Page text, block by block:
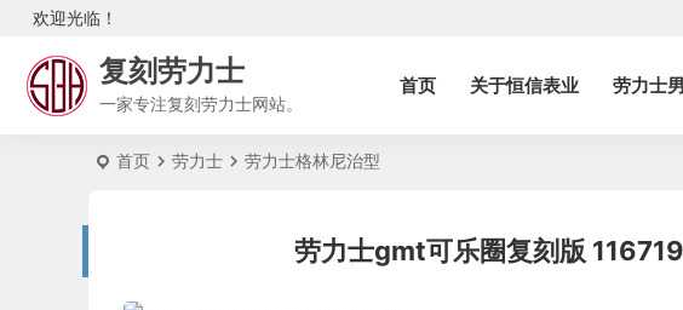
欢迎光临！
复刻劳力士
一家专注复刻劳力士网站。
首页 关于恒信表业 劳力士
首页 劳力士 劳力士格林尼治型
劳力士gmt可乐圈复刻版